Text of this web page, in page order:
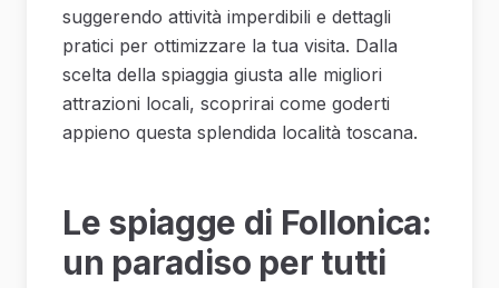
suggerendo attività imperdibili e dettagli
pratici per ottimizzare la tua visita. Dalla
scelta della spiaggia giusta alle migliori
attrazioni locali, scoprirai come goderti
appieno questa splendida località toscana.
Le spiagge di Follonica:
un paradiso per tutti